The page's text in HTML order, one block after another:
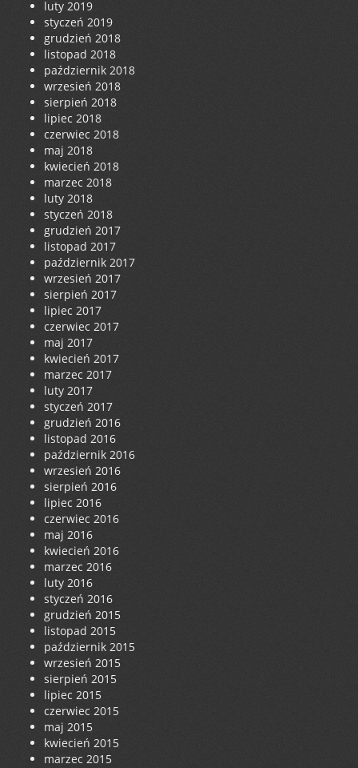
luty 2019
styczeń 2019
grudzień 2018
listopad 2018
październik 2018
wrzesień 2018
sierpień 2018
lipiec 2018
czerwiec 2018
maj 2018
kwiecień 2018
marzec 2018
luty 2018
styczeń 2018
grudzień 2017
listopad 2017
październik 2017
wrzesień 2017
sierpień 2017
lipiec 2017
czerwiec 2017
maj 2017
kwiecień 2017
marzec 2017
luty 2017
styczeń 2017
grudzień 2016
listopad 2016
październik 2016
wrzesień 2016
sierpień 2016
lipiec 2016
czerwiec 2016
maj 2016
kwiecień 2016
marzec 2016
luty 2016
styczeń 2016
grudzień 2015
listopad 2015
październik 2015
wrzesień 2015
sierpień 2015
lipiec 2015
czerwiec 2015
maj 2015
kwiecień 2015
marzec 2015